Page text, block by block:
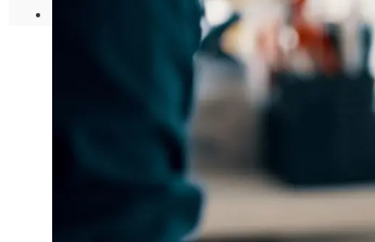
Responsabilidad social